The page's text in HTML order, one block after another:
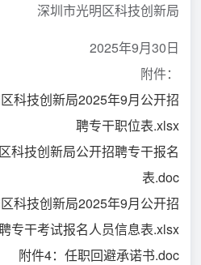
深圳市光明区科技创新局
2025年9月30日
附件：
科技创新局2025年9月公开招
聘专干职位表.xlsx
科技创新局公开招聘专干报名
表.doc
科技创新局2025年9月公开招
专干考试报名人员信息表.xlsx
附件4：任职回避承诺书.doc